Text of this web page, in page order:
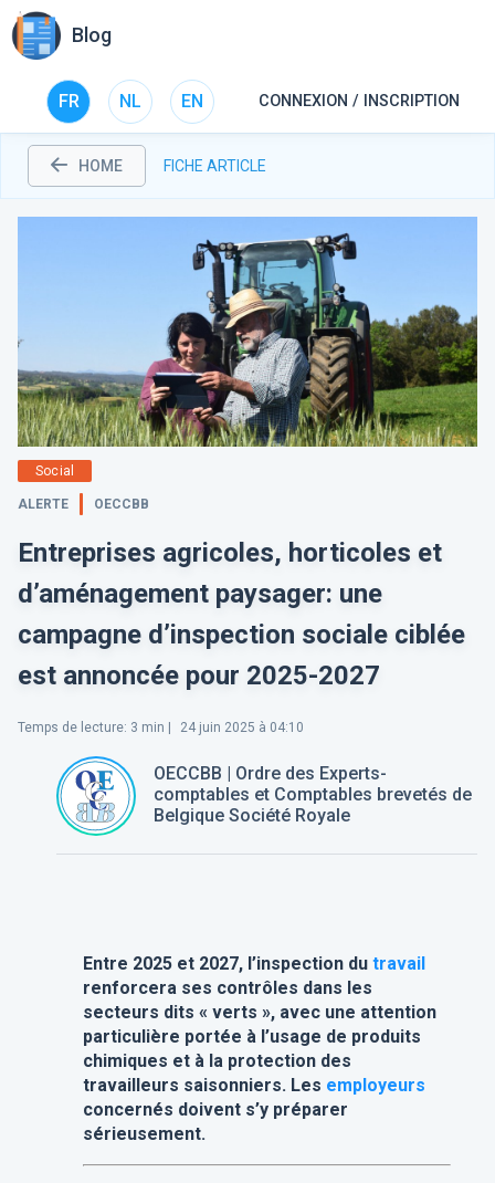
Blog
FR NL EN CONNEXION / INSCRIPTION
HOME FICHE ARTICLE
Social
ALERTE OECCBB
Entreprises agricoles, horticoles et
d’aménagement paysager: une
campagne d’inspection sociale ciblée
est annoncée pour 2025-2027
Temps de lecture: 3 min | 24 juin 2025 à 04:10
OECCBB | Ordre des Experts-
comptables et Comptables brevetés de
Belgique Société Royale
Entre 2025 et 2027, l’inspection du travail
renforcera ses contrôles dans les
secteurs dits « verts », avec une attention
particulière portée à l’usage de produits
chimiques et à la protection des
travailleurs saisonniers. Les employeurs
concernés doivent s’y préparer
sérieusement.